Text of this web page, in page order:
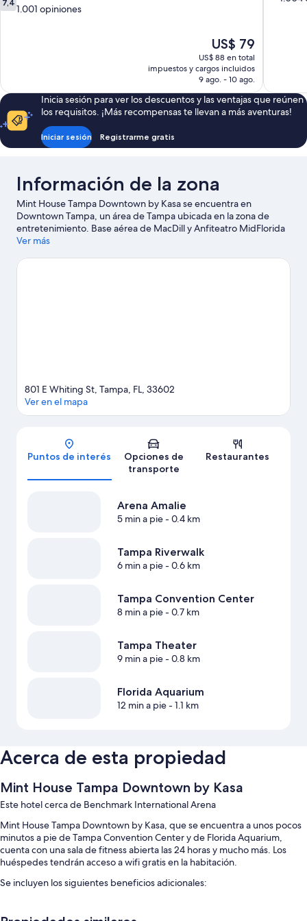
de
7,4
1.001 opiniones
El
precio
actual
es
de
US$ 79
US$ 79
US$ 88 en total
impuestos y cargos incluidos
9 ago. - 10 ago.
Inicia sesión para ver los descuentos y las ventajas que reúnen
los requisitos. ¡Más recompensas te llevan a más aventuras!
Iniciar sesión Registrarme gratis
Información de la zona
Mint House Tampa Downtown by Kasa se encuentra en
Downtown Tampa, un área de Tampa ubicada en la zona de
entretenimiento. Base aérea de MacDill y Anfiteatro MidFlorida
Credit Union son lugares culturales emblemáticos, y algunos de
Aquarium y ZooTampa en Lowry Park. ¿Quieres asistir a un
Ver más
Mapa
801 E Whiting St, Tampa, FL, 33602
Ver en el mapa
Puntos de interés
Opciones de
transporte
Restaurantes
Arena Amalie
5 min a pie- 0.4 km
Tampa Riverwalk
6 min a pie- 0.6 km
Tampa Convention Center
8 min a pie- 0.7 km
Tampa Theater
9 min a pie- 0.8 km
Florida Aquarium
12 min a pie- 1.1 km
Acerca de esta propiedad
Mint House Tampa Downtown by Kasa
Este hotel cerca de Benchmark International Arena
Mint House Tampa Downtown by Kasa, que se encuentra a unos pocos
minutos a pie de Tampa Convention Center y de Florida Aquarium,
cuenta con una sala de fitness abierta las 24 horas y mucho más. Los
huéspedes tendrán acceso a wifi gratis en la habitación.
Se incluyen los siguientes beneficios adicionales: